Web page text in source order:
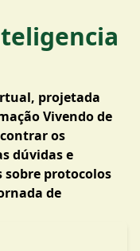
projetada
Vivendo de
os
dúvidas e
protocolos
de